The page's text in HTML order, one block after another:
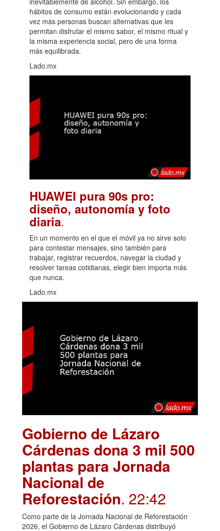
hábitos de consumo están evolucionando y cada
vez más personas buscan alternativas que les
permitan disfrutar el mismo sabor, el mismo ritual y
la misma experiencia social, pero de una forma
más equilibrada.
Lado.mx
HUAWEI pura 90s pro:
diseño, autonomía y foto
diaria.
En un momento en el que el móvil ya no sirve solo
para contestar mensajes, sino también para
trabajar, registrar recuerdos, navegar la ciudad y
resolver tareas cotidianas, elegir bien importa más
que nunca.
Lado.mx
Gobierno de Lázaro
Cárdenas dona 3 mil 500
plantas para Jornada
Nacional de
Reforestación. 22:42
Como parte de la Jornada Nacional de Reforestación
2026, el Gobierno de Lázaro Cárdenas distribuyó